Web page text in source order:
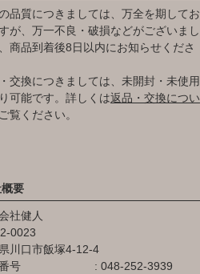
品質につきましては、万全を期してお
が、万一不良・破損などがございまし
商品到着後8日以内にお知らせくださ
交換につきましては、未開封・未使用
可能です。詳しくは返品・交換につい
覧ください。
要
社健人
0023
川口市飯塚4-12-4
号
048-252-3939